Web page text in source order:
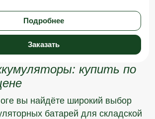
Подробнее
Заказать
купить по
вы найдёте широкий выбор
батарей для складской